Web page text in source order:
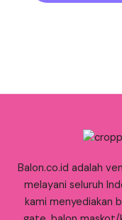
Balon.co.id adalah
melayani seluruh
kami menyediakan